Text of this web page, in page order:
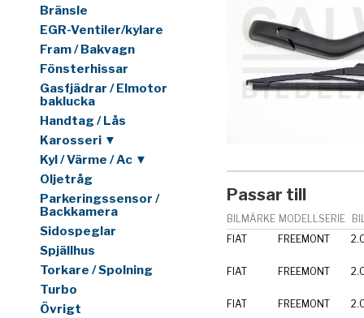
Bränsle
EGR-Ventiler/kylare
Fram / Bakvagn
Fönsterhissar
Gasfjädrar / Elmotor
baklucka
Handtag / Lås
Karosseri ▼
Kyl / Värme / Ac ▼
Oljetråg
Parkeringssensor /
Backkamera
Sidospeglar
Spjällhus
Torkare / Spolning
Turbo
Övrigt
Passar till
BILMÄRKE MODELLSERIE
FIAT
FREEMONT
FIAT FREEMONT
FIAT FREEMONT